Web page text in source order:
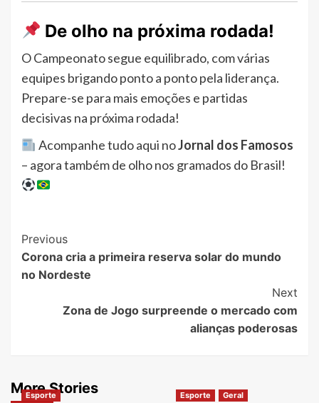
De olho na próxima rodada!
O Campeonato segue equilibrado, com várias
equipes brigando ponto a ponto pela liderança.
Prepare-se para mais emoções e partidas
decisivas na próxima rodada!
Acompanhe tudo aqui noJornal dos Famosos
– agora também de olho nos gramados do Brasil!
Post
Navigation
Previous
Corona cria a primeira reserva solar do mundo
no Nordeste
Next
Zona de Jogo surpreende o mercado com
alianças poderosas
More Stories
Esporte Esporte Geral